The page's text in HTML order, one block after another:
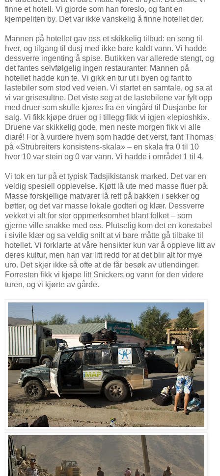
finne et hotell. Vi gjorde som han foreslo, og fant en
kjempeliten by. Det var ikke vanskelig å finne hotellet der.
Mannen på hotellet gav oss et skikkelig tilbud: en seng til
hver, og tilgang til dusj med ikke bare kaldt vann. Vi hadde
dessverre ingenting å spise. Butikken var allerede stengt, og
det fantes selvfølgelig ingen restauranter. Mannen på
hotellet hadde kun te. Vi gikk en tur ut i byen og fant to
lastebiler som stod ved veien. Vi startet en samtale, og sa at
vi var grisesultne. Det viste seg at de lastebilene var fylt opp
med druer som skulle kjøres fra en vingård til Dusjanbe for
salg. Vi fikk kjøpe druer og i tillegg fikk vi igjen «lepioshki».
Druene var skikkelig gode, men neste morgen fikk vi alle
diaré! For å vurdere hvem som hadde det verst, fant Thomas
på «Strubreiters konsistens-skala» – en skala fra 0 til 10
hvor 10 var stein og 0 var vann. Vi hadde i området 1 til 4.
Vi tok en tur på et typisk Tadsjikistansk marked. Det var en
veldig spesiell opplevelse. Kjøtt lå ute med masse fluer på.
Masse forskjellige matvarer lå rett på bakken i sekker og
bøtter, og det var masse lokale godteri og klær. Dessverre
vekket vi alt for stor oppmerksomhet blant folket – som
gjerne ville snakke med oss. Plutselig kom det en konstabel
i sivile klær og sa veldig snilt at vi bare måtte gå tilbake til
hotellet. Vi forklarte at våre hensikter kun var å oppleve litt av
deres kultur, men han var litt redd for at det blir alt for mye
uro. Det skjer ikke så ofte at de får besøk av utlendinger.
Forresten fikk vi kjøpe litt Snickers og vann for den videre
turen, og vi kjørte av gårde.